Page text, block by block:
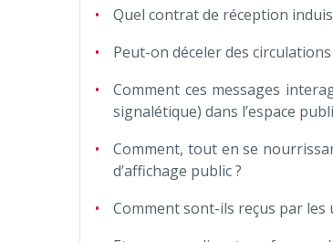
Quel contrat de réception
Peut-on déceler des circulations
Comment ces messages
signalétique) dans l’espace
Comment, tout en se
d’affichage public ?
Comment sont-ils reçus par les